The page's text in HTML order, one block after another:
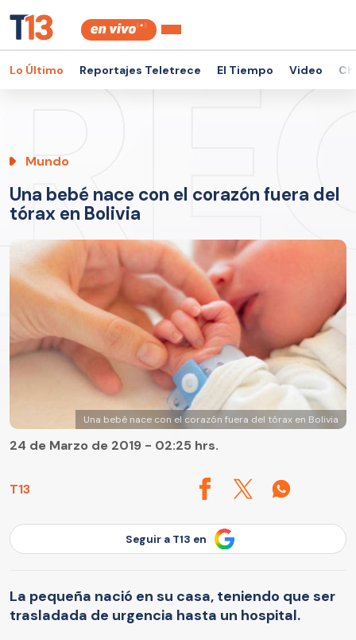
Lo Último Reportajes Teletrece El Tiempo Video
Mundo
Una bebé nace con el corazón fuera del
tórax en Bolivia
Una bebé nace con el corazón fuera del tórax en Bolivia
T13
24 de Marzo de 2019 - 02:25 hrs.
Seguir a T13 en
La pequeña nació en su casa, teniendo que ser
trasladada de urgencia hasta un hospital.